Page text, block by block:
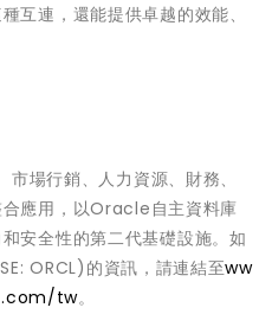
互連，還能提供卓越的效能、
場行銷、人力資源、財務、
應用，以Oracle自主資料庫
安全性的第二代基礎設施。如
ORCL)的資訊，請連結至ww
tw。